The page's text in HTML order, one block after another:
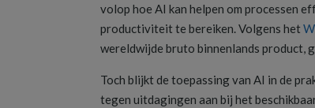
volop hoe AI kan helpen om processen
productiviteit te bereiken. Volgens het
wereldwijde bruto binnenlands product,
Toch blijkt de toepassing van AI in de
tegen uitdagingen aan bij het